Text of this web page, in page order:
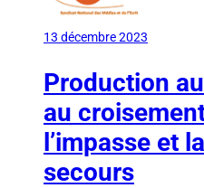
13 décembre 2023
Production
au
l’impasse et
secours